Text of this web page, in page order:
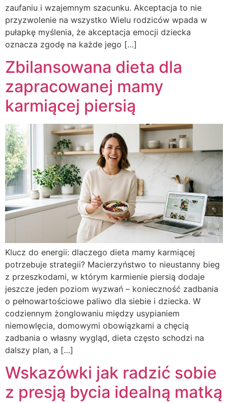
zaufaniu i wzajemnym szacunku. Akceptacja to nie
przyzwolenie na wszystko Wielu rodziców wpada w
pułapkę myślenia, że akceptacja emocji dziecka
oznacza zgodę na każde jego […]
Zbilansowana dieta dla
zapracowanej mamy
karmiącej piersią
Klucz do energii: dlaczego dieta mamy karmiącej
potrzebuje strategii? Macierzyństwo to nieustanny bieg
z przeszkodami, w którym karmienie piersią dodaje
jeszcze jeden poziom wyzwań – konieczność zadbania
o pełnowartościowe paliwo dla siebie i dziecka. W
codziennym żonglowaniu między usypianiem
niemowlęcia, domowymi obowiązkami a chęcią
zadbania o własny wygląd, dieta często schodzi na
dalszy plan, a […]
Wskazówki jak radzić sobie
z presją bycia idealną matką